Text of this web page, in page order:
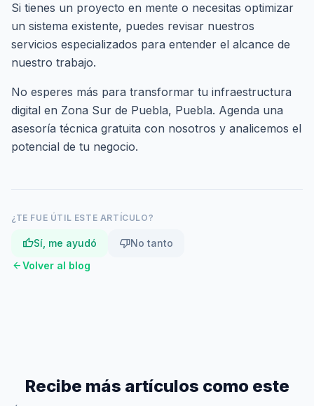
Si tienes un proyecto en mente o necesitas optimizar
un sistema existente, puedes revisar nuestros
servicios especializados para entender el alcance de
nuestro trabajo.
No esperes más para transformar tu infraestructura
digital en Zona Sur de Puebla, Puebla. Agenda una
asesoría técnica gratuita con nosotros y analicemos el
potencial de tu negocio.
¿TE FUE ÚTIL ESTE ARTÍCULO?
thumb_upSí, me ayudó thumb_downNo tanto
arrow_backVolver al blog
Recibe más artículos como este